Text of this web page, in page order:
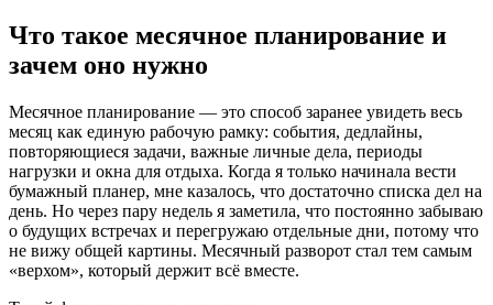
Что такое месячное планирование и
зачем оно нужно
Месячное планирование — это способ заранее увидеть весь
месяц как единую рабочую рамку: события, дедлайны,
повторяющиеся задачи, важные личные дела, периоды
нагрузки и окна для отдыха. Когда я только начинала вести
бумажный планер, мне казалось, что достаточно списка дел на
день. Но через пару недель я заметила, что постоянно забываю
о будущих встречах и перегружаю отдельные дни, потому что
не вижу общей картины. Месячный разворот стал тем самым
«верхом», который держит всё вместе.